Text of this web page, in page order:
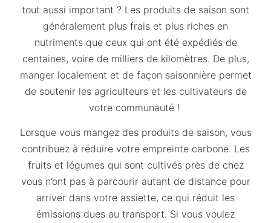
tout aussi important ? Les produits de saison sont
généralement plus frais et plus riches en
nutriments que ceux qui ont été expédiés de
centaines, voire de milliers de kilomètres. De plus,
manger localement et de façon saisonnière permet
de soutenir les agriculteurs et les cultivateurs de
votre communauté !
Lorsque vous mangez des produits de saison, vous
contribuez à réduire votre empreinte carbone. Les
fruits et légumes qui sont cultivés près de chez
vous n’ont pas à parcourir autant de distance pour
arriver dans votre assiette, ce qui réduit les
émissions dues au transport. Si vous voulez